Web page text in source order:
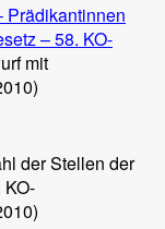
Prädikantinnen
– 58. KO-
mit
der Stellen der